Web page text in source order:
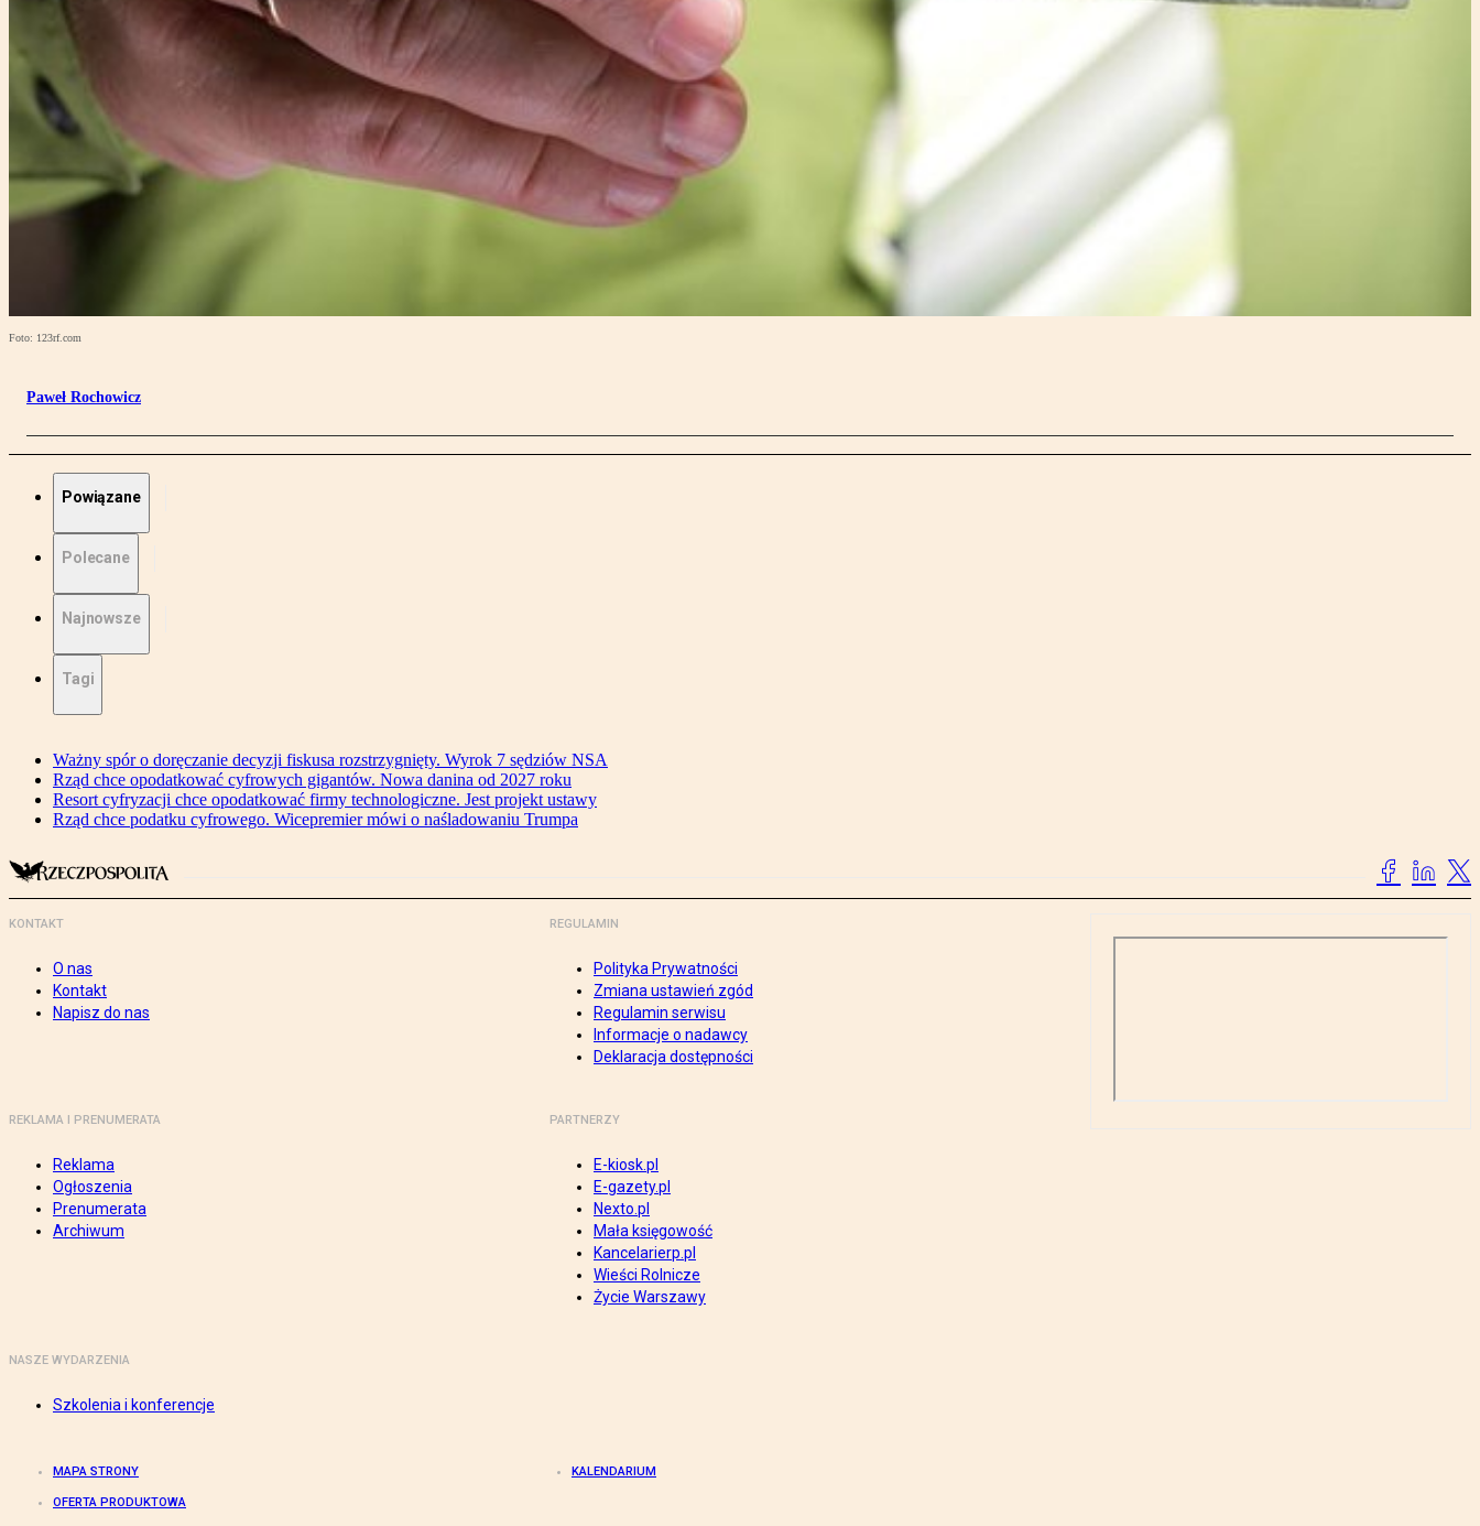
Foto: 123rf.com
Paweł Rochowicz
Powiązane
Polecane
Najnowsze
Tagi
Ważny spór o doręczanie decyzji fiskusa rozstrzygnięty. Wyrok 7 sędziów NSA
Rząd chce opodatkować cyfrowych gigantów. Nowa danina od 2027 roku
Resort cyfryzacji chce opodatkować firmy technologiczne. Jest projekt ustawy
Rząd chce podatku cyfrowego. Wicepremier mówi o naśladowaniu Trumpa
KONTAKT
O nas
Kontakt
Napisz do nas
REGULAMIN
Polityka Prywatności
Zmiana ustawień zgód
Regulamin serwisu
Informacje o nadawcy
Deklaracja dostępności
REKLAMA I PRENUMERATA
Reklama
Ogłoszenia
Prenumerata
Archiwum
PARTNERZY
E-kiosk.pl
E-gazety.pl
Nexto.pl
Mała księgowość
Kancelarierp.pl
Wieści Rolnicze
Życie Warszawy
NASZE WYDARZENIA
Szkolenia i konferencje
MAPA STRONY KALENDARIUM
OFERTA PRODUKTOWA